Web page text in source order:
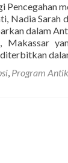
Nadia Sarah
dalam
, Program